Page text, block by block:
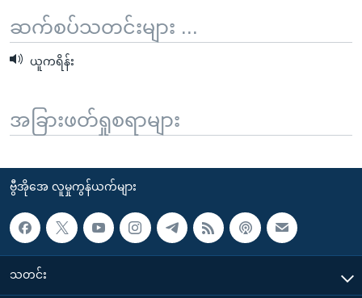
ဆက်စပ်သတင်းများ ...
ယူကရိန်း
အခြားဖတ်ရှုစရာများ
ဗွီအိုအေ လူမှုကွန်ယက်များ
သတင်း